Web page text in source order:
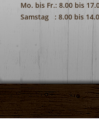
Mo. bis Fr.: 8.00 bis
Samstag : 8.00 bis